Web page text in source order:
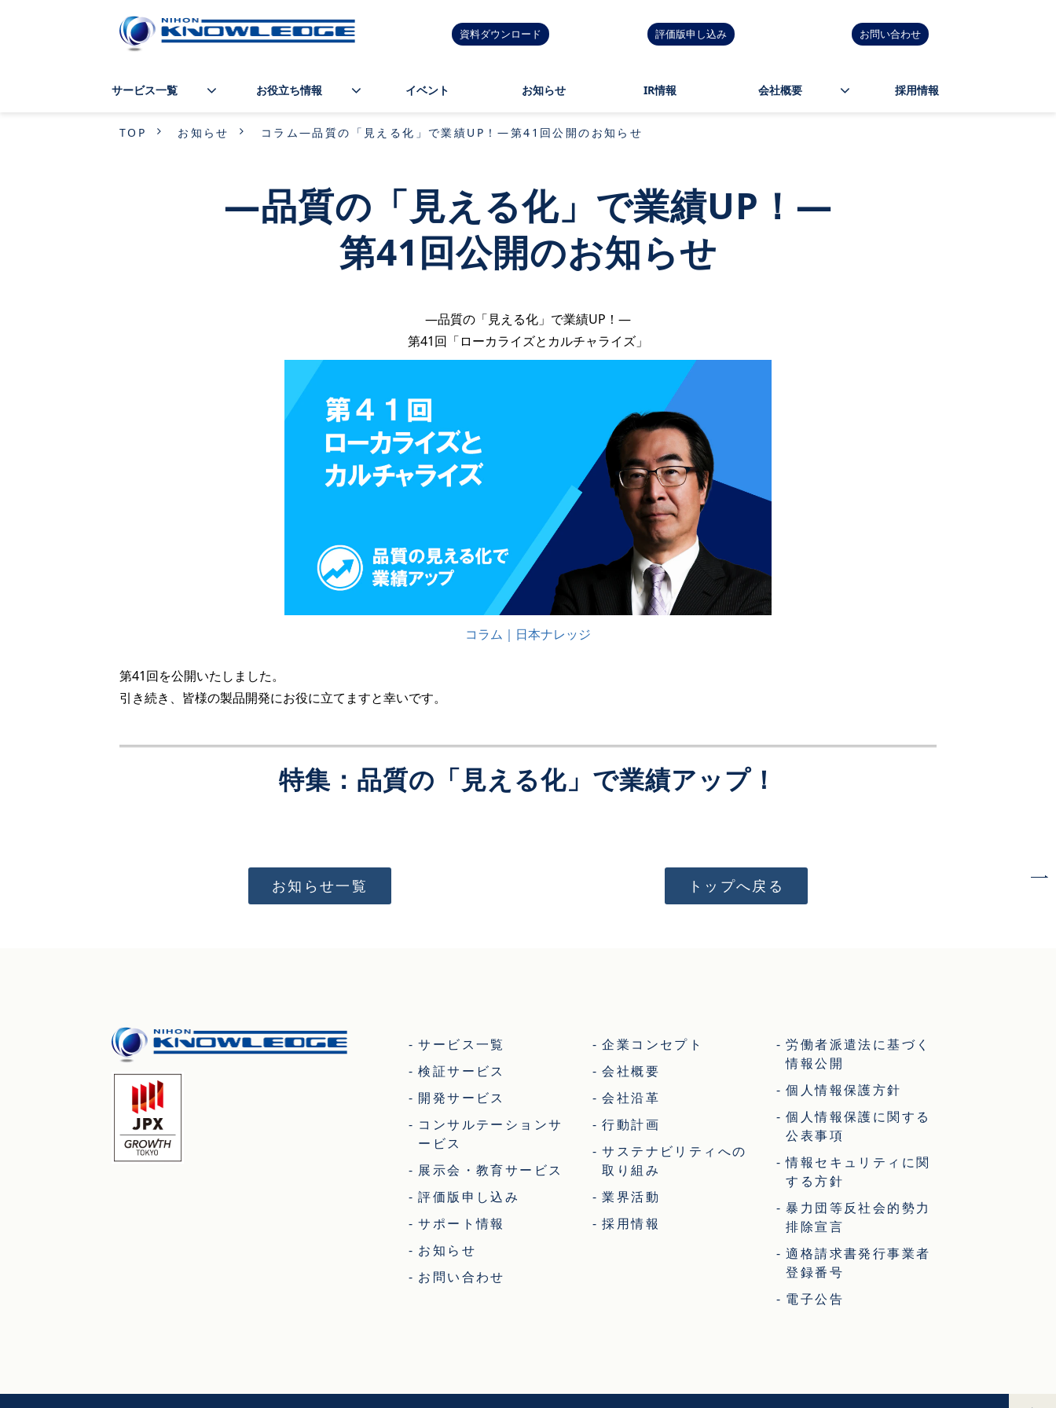
資料ダウンロード 評価版申し込み お問い合わせ
サービス一覧 お役立ち情報 イベント お知らせ IR情報 会社概要 採用情報
TOP お知らせ コラム―品質の「見える化」で業績UP！―第41回公開のお知らせ
―品質の「見える化」で業績UP！―
第41回公開のお知らせ
―品質の「見える化」で業績UP！―
第41回 「ローカライズとカルチャライズ」
コラム｜日本ナレッジ
第41回を公開いたしました。
引き続き、皆様の製品開発にお役に立てますと幸いです。
特集：品質の「見える化」で業績アップ！
お知らせ一覧 トップへ戻る
サービス一覧
検証サービス
開発サービス
コンサルテーションサ
ービス
展示会・教育サービス
評価版申し込み
サポート情報
お知らせ
お問い合わせ
企業コンセプト
会社概要
会社沿革
行動計画
サステナビリティへの
取り組み
業界活動
採用情報
労働者派遣法に基づく
情報公開
個人情報保護方針
個人情報保護に関する
公表事項
情報セキュリティに関
する方針
暴力団等反社会的勢力
排除宣言
適格請求書発行事業者
登録番号
電子公告